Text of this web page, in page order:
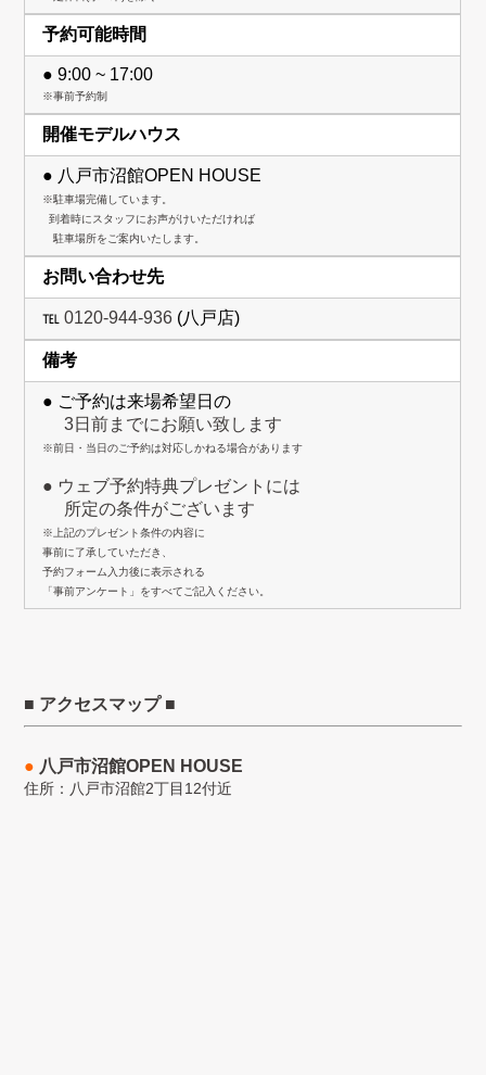
予約可能時間
● 9:00 ~ 17:00
※事前予約制
開催モデルハウス
● 八戸市沼館OPEN HOUSE
※駐車場完備しています。
到着時にスタッフにお声がけいただければ
駐車場所をご案内いたします。
お問い合わせ先
℡0120-944-936 (八戸店)
備考
● ご予約は来場希望日の
3日前までにお願い致します
※前日・当日のご予約は対応しかねる場合があります
● ウェブ予約特典プレゼントには
所定の条件がございます
※上記のプレゼント条件の内容に
事前に了承していただき、
予約フォーム入力後に表示される
「事前アンケート」をすべてご記入ください。
■ アクセスマップ ■
● 八戸市沼館OPEN HOUSE
住所：八戸市沼館2丁目12付近